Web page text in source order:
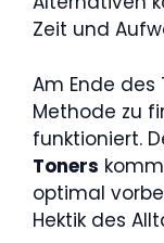
Zeit und
Am Ende
Methode zu
funktioniert.
Toners
optimal
Hektik des